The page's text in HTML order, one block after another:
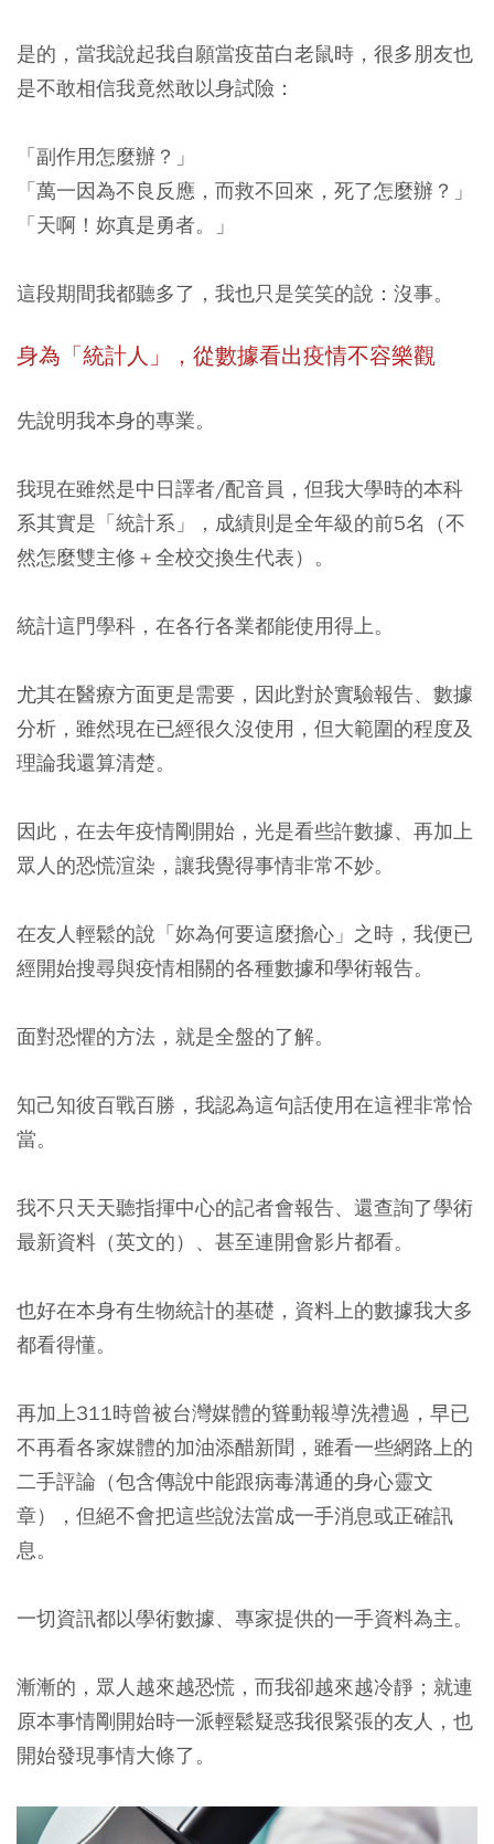
是的，當我說起我自願當疫苗白老鼠時，很多朋友也
是不敢相信我竟然敢以身試險：
「副作用怎麼辦？」
「萬一因為不良反應，而救不回來，死了怎麼辦？」
「天啊！妳真是勇者。」
這段期間我都聽多了，我也只是笑笑的說：沒事。
身為「統計人」，從數據看出疫情不容樂觀
先說明我本身的專業。
我現在雖然是中日譯者/配音員，但我大學時的本科
系其實是「統計系」，成績則是全年級的前5名（不
然怎麼雙主修＋全校交換生代表）。
統計這門學科，在各行各業都能使用得上。
尤其在醫療方面更是需要，因此對於實驗報告、數據
分析，雖然現在已經很久沒使用，但大範圍的程度及
理論我還算清楚。
因此，在去年疫情剛開始，光是看些許數據、再加上
眾人的恐慌渲染，讓我覺得事情非常不妙。
在友人輕鬆的說「妳為何要這麼擔心」之時，我便已
經開始搜尋與疫情相關的各種數據和學術報告。
面對恐懼的方法，就是全盤的了解。
知己知彼百戰百勝，我認為這句話使用在這裡非常恰
當。
我不只天天聽指揮中心的記者會報告、還查詢了學術
最新資料（英文的）、甚至連開會影片都看。
也好在本身有生物統計的基礎，資料上的數據我大多
都看得懂。
再加上311時曾被台灣媒體的聳動報導洗禮過，早已
不再看各家媒體的加油添醋新聞，雖看一些網路上的
二手評論（包含傳說中能跟病毒溝通的身心靈文
章），但絕不會把這些說法當成一手消息或正確訊
息。
一切資訊都以學術數據、專家提供的一手資料為主。
漸漸的，眾人越來越恐慌，而我卻越來越冷靜；就連
原本事情剛開始時一派輕鬆疑惑我很緊張的友人，也
開始發現事情大條了。